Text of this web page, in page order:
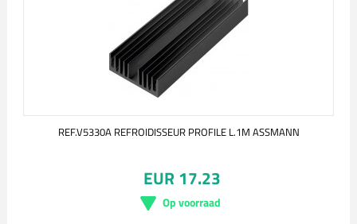
REF.V5330A REFROIDISSEUR PROFILE L.1M ASSMANN
EUR 17.23
Op voorraad